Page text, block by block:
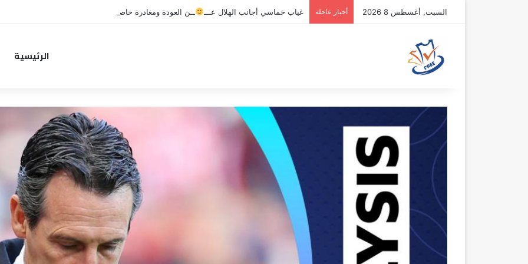
السبت, أغسطس 8 2026 أخبار عاجلة غياب خماسي أجانب الهلال عـــ ــن العودة ومغادرة خاصة لبرامج الاستشفاء والتأهيل
الرئيسية